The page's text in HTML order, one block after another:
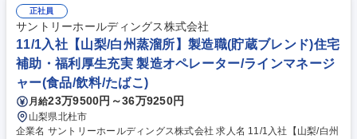
ステム導入サポート ★入社後は簡単なサポート業務からスタート。システ
ムの使用方法も丁寧に指導しますので安心です。ゆくゆくは工場経営に直
結する原価計算や、費用分析などの高度なスキルも身につきます。 募集職
種 【山梨県/北杜市/工場経理事務】未経験歓迎/半導体業界◎/プライム市場
上場
正社員
サントリーホールディングス株式会社
11/1入社【山梨/白州蒸溜所】製造職(貯蔵ブレンド)住宅
補助・福利厚生充実 製造オペレーター/ラインマネージ
ャー(食品/飲料/たばこ)
月給23万9500円～36万9250円
山梨県北杜市
企業名 サントリーホールディングス株式会社 求人名 11/1入社【山梨/白州